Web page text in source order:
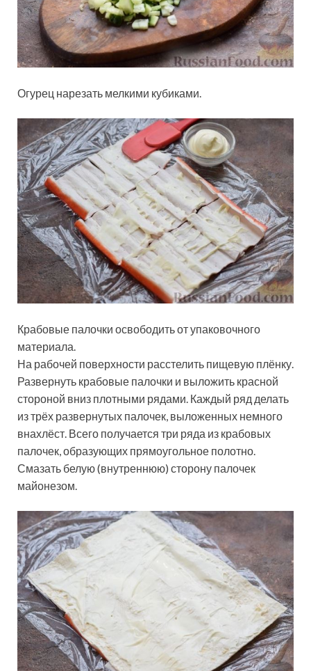
Огурец нарезать мелкими кубиками.
Крабовые палочки освободить от упаковочного
материала.
На рабочей поверхности расстелить пищевую плёнку.
Развернуть крабовые палочки и выложить красной
стороной вниз плотными рядами. Каждый ряд делать
из трёх развернутых палочек, выложенных немного
внахлёст. Всего получается три ряда из крабовых
палочек, образующих прямоугольное полотно.
Смазать белую (внутреннюю) сторону палочек
майонезом.